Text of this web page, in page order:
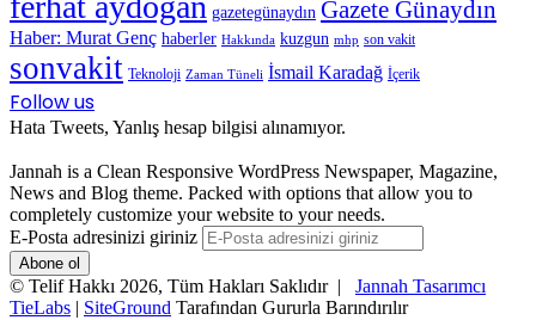
gazetegünaydın Gazete Günaydın
Haber: Murat Genç haberler Hakkında kuzgun mhp son vakit
sonvakit Teknoloji Zaman Tüneli İsmail Karadağ İçerik
Follow us
Hata Tweets, Yanlış hesap bilgisi alınamıyor.
Jannah is a Clean Responsive WordPress Newspaper, Magazine,
News and Blog theme. Packed with options that allow you to
completely customize your website to your needs.
E-Posta adresinizi giriniz
© Telif Hakkı 2026, Tüm Hakları Saklıdır | Jannah Tasarımcı
TieLabs | SiteGround Tarafından Gururla Barındırılır